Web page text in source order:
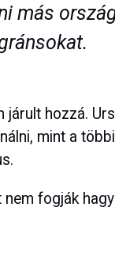
más
járult hozzá.
mint a
nem fogják